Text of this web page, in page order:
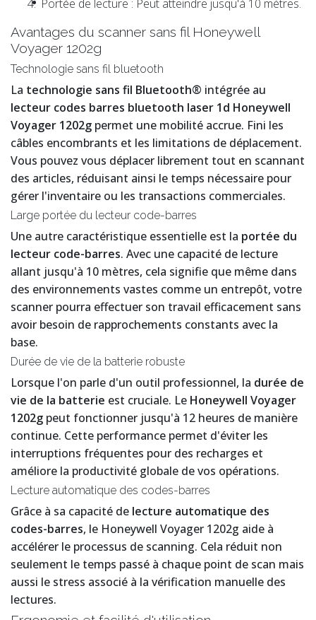
Portée de lecture : Peut atteindre jusqu'à 10 mètres.
Avantages du scanner sans fil Honeywell
Voyager 1202g
Technologie sans fil bluetooth
La technologie sans fil Bluetooth® intégrée au
lecteur codes barres bluetooth laser 1d Honeywell
Voyager 1202g permet une mobilité accrue. Fini les
câbles encombrants et les limitations de déplacement.
Vous pouvez vous déplacer librement tout en scannant
des articles, réduisant ainsi le temps nécessaire pour
gérer l'inventaire ou les transactions commerciales.
Large portée du lecteur code-barres
Une autre caractéristique essentielle est la portée du
lecteur code-barres. Avec une capacité de lecture
allant jusqu'à 10 mètres, cela signifie que même dans
des environnements vastes comme un entrepôt, votre
scanner pourra effectuer son travail efficacement sans
avoir besoin de rapprochements constants avec la
base.
Durée de vie de la batterie robuste
Lorsque l'on parle d'un outil professionnel, la durée de
vie de la batterie est cruciale. Le Honeywell Voyager
1202g peut fonctionner jusqu'à 12 heures de manière
continue. Cette performance permet d'éviter les
interruptions fréquentes pour des recharges et
améliore la productivité globale de vos opérations.
Lecture automatique des codes-barres
Grâce à sa capacité de lecture automatique des
codes-barres, le Honeywell Voyager 1202g aide à
accélérer le processus de scanning. Cela réduit non
seulement le temps passé à chaque point de scan mais
aussi le stress associé à la vérification manuelle des
lectures.